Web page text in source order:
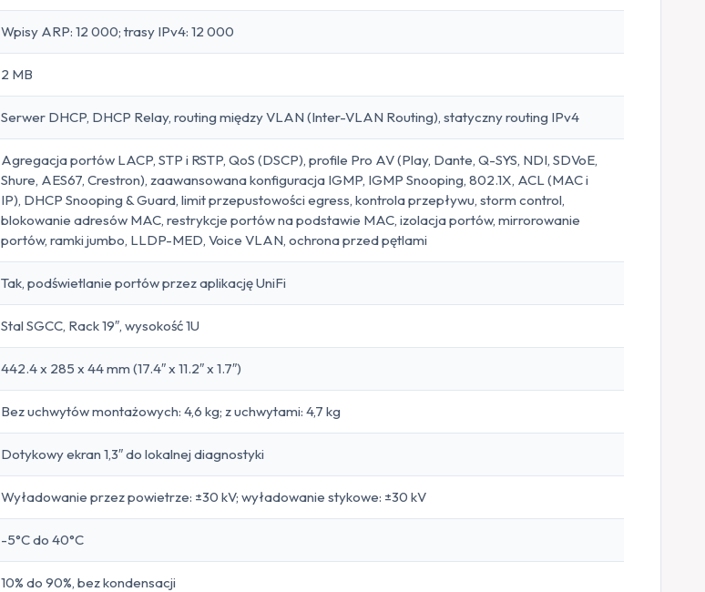
Wpisy ARP: 12 000; trasy IPv4: 12 000
2 MB
Serwer DHCP, DHCP Relay, routing między VLAN (Inter-VLAN Routing), statyczny routing IPv4
Agregacja portów LACP, STP i RSTP, QoS (DSCP), profile Pro AV (Play, Dante, Q-SYS, NDI, SDVoE,
Shure, AES67, Crestron), zaawansowana konfiguracja IGMP, IGMP Snooping, 802.1X, ACL (MAC i
IP), DHCP Snooping & Guard, limit przepustowości egress, kontrola przepływu, storm control,
blokowanie adresów MAC, restrykcje portów na podstawie MAC, izolacja portów, mirrorowanie
portów, ramki jumbo, LLDP-MED, Voice VLAN, ochrona przed pętlami
Tak, podświetlanie portów przez aplikację UniFi
Stal SGCC, Rack 19″, wysokość 1U
442.4 x 285 x 44 mm (17.4″ x 11.2″ x 1.7″)
Bez uchwytów montażowych: 4,6 kg; z uchwytami: 4,7 kg
Dotykowy ekran 1,3″ do lokalnej diagnostyki
Wyładowanie przez powietrze: ±30 kV; wyładowanie stykowe: ±30 kV
-5°C do 40°C
10% do 90%, bez kondensacji